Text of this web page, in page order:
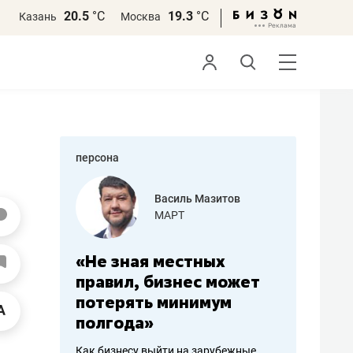
Казань 20.5 °С Москва 19.3 °С
персона
работа
Василь Мазитов
МАРТ
«Не зная местных
правил, бизнес может
потерять минимум
полгода»